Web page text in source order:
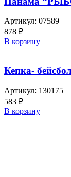
Артикул: 07589
878 ₽
В корзину
Кепка-
Артикул: 130175
583 ₽
В корзину